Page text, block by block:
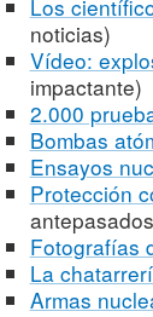
Los
noticias)
Vídeo:
impactante)
2.000
Bombas
Ensayos
Protección
antepasados
Fotografías
La
Armas